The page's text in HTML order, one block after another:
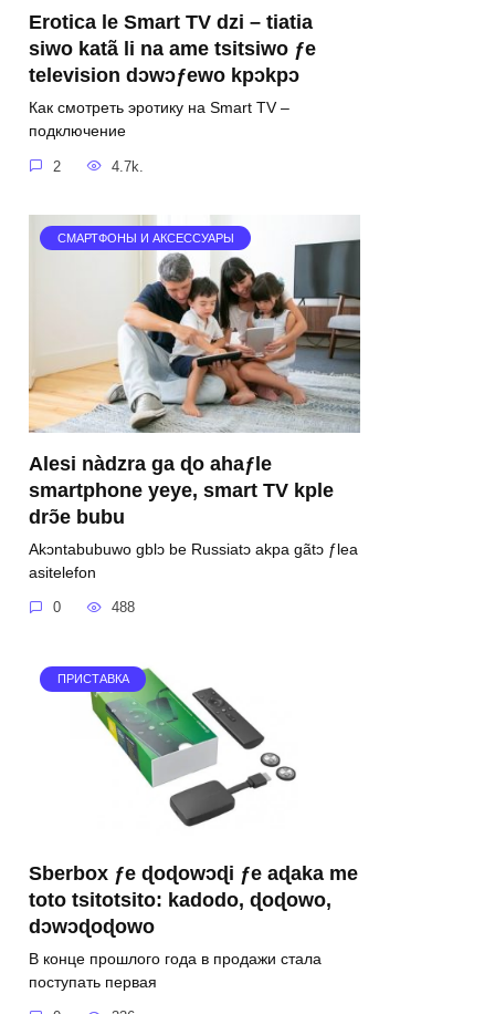
Erotica le Smart TV dzi – tiatia
siwo katã li na ame tsitsiwo ƒe
television dɔwɔƒewo kpɔkpɔ
Как смотреть эротику на Smart TV –
подключение
2 4.7k.
СМАРТФОНЫ И АКСЕССУАРЫ
Alesi nàdzra ga ɖo ahaƒle
smartphone yeye, smart TV kple
drɔ̃e bubu
Akɔntabubuwo gblɔ be Russiatɔ akpa gãtɔ ƒlea
asitelefon
0 488
ПРИСТАВКА
Sberbox ƒe ɖoɖowɔɖi ƒe aɖaka me
toto tsitotsito: kadodo, ɖoɖowo,
dɔwɔɖoɖowo
В конце прошлого года в продажи стала
поступать первая